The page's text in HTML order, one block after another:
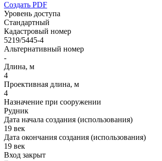
Создать PDF
Уровень доступа
Стандартный
Кадастровый номер
5219/5445-4
Альтернативный номер
-
Длина, м
4
Проективная длина, м
4
Назначение при сооружении
Рудник
Дата начала создания (использования)
19 век
Дата окончания создания (использования)
19 век
Вход закрыт